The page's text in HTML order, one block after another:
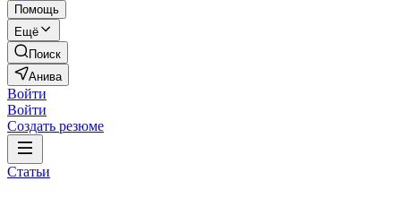
Помощь
Ещё
Поиск
Анива
Войти
Войти
Создать резюме
Статьи